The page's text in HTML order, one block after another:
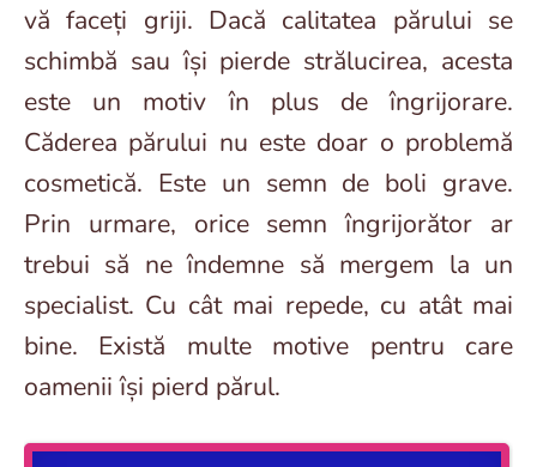
vă faceți griji. Dacă calitatea părului se
schimbă sau își pierde strălucirea, acesta
este un motiv în plus de îngrijorare.
Căderea părului nu este doar o problemă
cosmetică. Este un semn de boli grave.
Prin urmare, orice semn îngrijorător ar
trebui să ne îndemne să mergem la un
specialist. Cu cât mai repede, cu atât mai
bine. Există multe motive pentru care
oamenii își pierd părul.